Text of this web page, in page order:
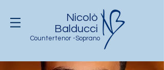
Nicolò
Balducci
Countertenor -Soprano